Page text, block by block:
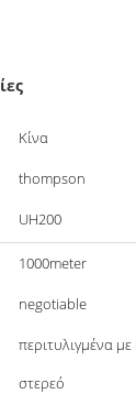
Κίνα
thompson
UH200
1000meter
negotiable
περιτυλιγμένα
στερεό